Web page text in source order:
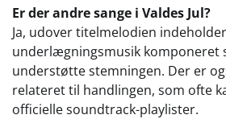
Er der andre sange i Valdes Jul?
Ja, udover titelmelodien
underlægningsmusik komponeret
understøtte stemningen. Der er
relateret til handlingen, som ofte
officielle soundtrack-playlister.